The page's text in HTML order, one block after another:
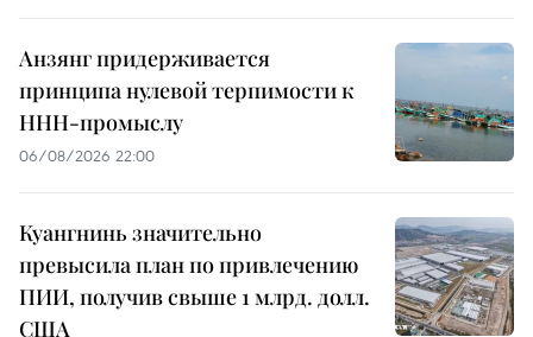
Анзянг придерживается
принципа нулевой терпимости к
ННН-промыслу
06/08/2026 22:00
Куангнинь значительно
превысила план по привлечению
ПИИ, получив свыше 1 млрд. долл.
США